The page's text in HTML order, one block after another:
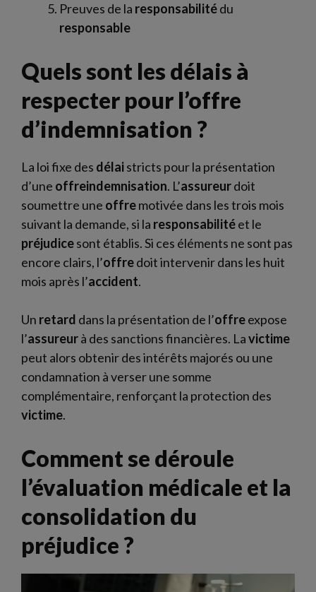
Preuves de la responsabilitédu
responsable
Quels sont les délais à
respecter pour l’offre
d’indemnisation ?
La loi fixe des délaistricts pour la présentation
d’une offreindemnisation. L’assureurdoit
soumettre une offremotivée dans les trois mois
suivant la demande, si la responsabilitéet le
préjudicesont établis. Si ces éléments ne sont pas
encore clairs, l’offredoit intervenir dans les huit
mois après l’accident.
Un retard dans la présentation de l’offreexpose
l’assureurà des sanctions financières. Lavictime
peut alors obtenir des intérêts majorés ou une
condamnation à verser une somme
complémentaire, renforçant la protection des
victime.
Comment se déroule
l’évaluation médicale et la
consolidation du
préjudice ?